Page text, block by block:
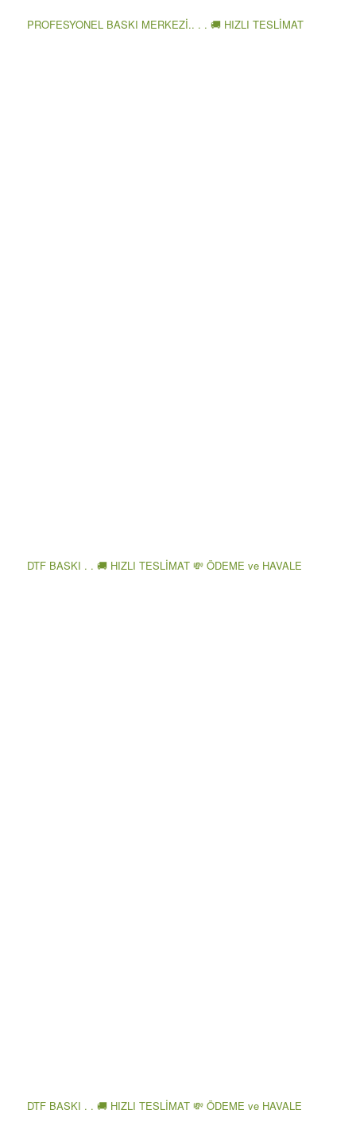
PROFESYONEL BASKI MERKEZİ.. . . 🚚 HIZLI TESLİMAT
DTF BASKI . . 🚚 HIZLI TESLİMAT 💸 ÖDEME ve HAVALE
DTF BASKI . . 🚚 HIZLI TESLİMAT 💸 ÖDEME ve HAVALE